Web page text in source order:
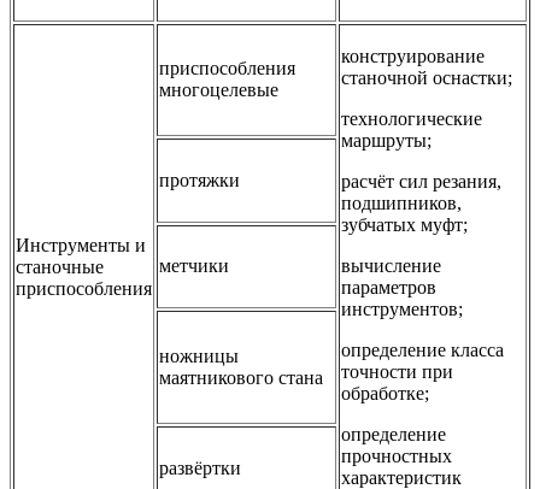
Инструменты и
станочные
приспособления
приспособления
многоцелевые
конструирование
станочной оснастки;
технологические
маршруты;
расчёт сил резания,
подшипников,
зубчатых муфт;
вычисление
параметров
инструментов;
определение класса
точности при
обработке;
определение
прочностных
характеристик
протяжки
метчики
ножницы
маятникового стана
развёртки